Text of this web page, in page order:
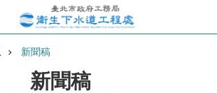
新聞稿
新聞稿